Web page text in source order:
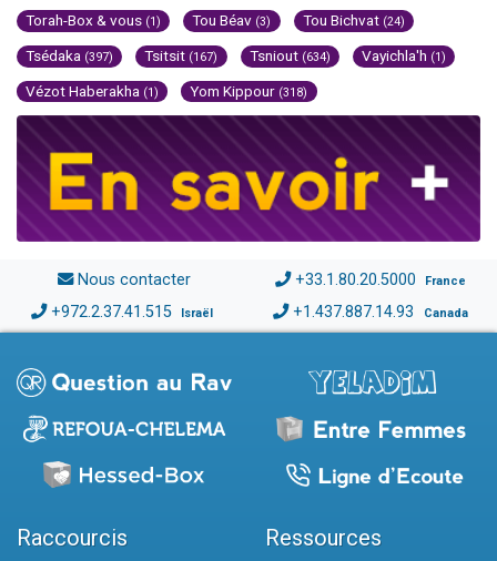
Torah-Box & vous (1) Tou Béav (3) Tou Bichvat (24)
Tsédaka (397) Tsitsit (167) Tsniout (634) Vayichla'h (1)
Vézot Haberakha (1) Yom Kippour (318)
Nous contacter +33.1.80.20.5000 France
+972.2.37.41.515 Israël +1.437.887.14.93 Canada
Raccourcis Ressources